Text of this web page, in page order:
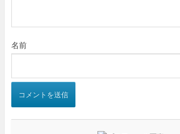
名前